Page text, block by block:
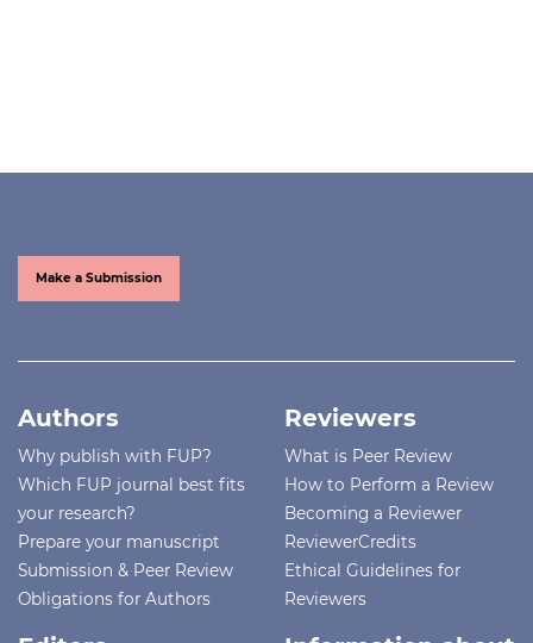
Make a Submission
Authors
Why publish with FUP?
Which FUP journal best fits
your research?
Prepare your manuscript
Submission & Peer Review
Obligations for Authors
Reviewers
What is Peer Review
How to Perform a Review
Becoming a Reviewer
ReviewerCredits
Ethical Guidelines for
Reviewers